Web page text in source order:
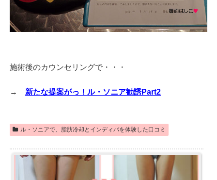
施術後のカウンセリングで・・・
→ 新たな提案がっ！ル・ソニア勧誘Part2
ル・ソニアで、脂肪冷却とインディバを体験した口コミ